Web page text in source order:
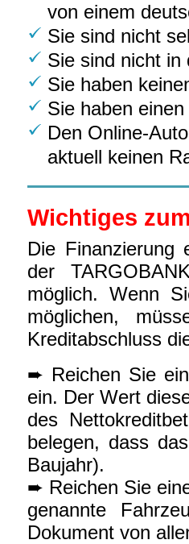
von einem
Sie sind nicht
Sie sind nicht in
Sie haben
Sie haben
Den Online-
aktuell keinen
Wichtiges
Die Finanzierung
der
möglich. Wenn
möglichen,
Kreditabschluss
➨ Reichen Sie
ein. Der Wert
des
belegen, dass
Baujahr).
➨ Reichen Sie
genannte
Dokument von